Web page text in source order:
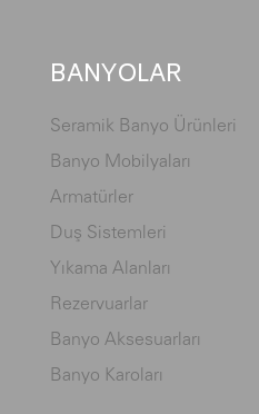
BANYOLAR
Seramik Banyo Ürünleri
Banyo Mobilyaları
Armatürler
Duş Sistemleri
Yıkama Alanları
Rezervuarlar
Banyo Aksesuarları
Banyo Karoları